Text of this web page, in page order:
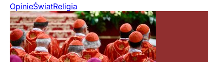
OpinieŚwiatReligia